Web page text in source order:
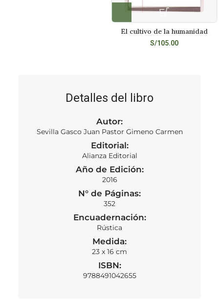
El cultivo de la humanidad
S/105.00
Detalles del libro
Autor:
Sevilla Gasco Juan Pastor Gimeno Carmen
Editorial:
Alianza Editorial
Año de Edición:
2016
N° de Páginas:
352
Encuadernación:
Rústica
Medida:
23 x 16 cm
ISBN:
9788491042655